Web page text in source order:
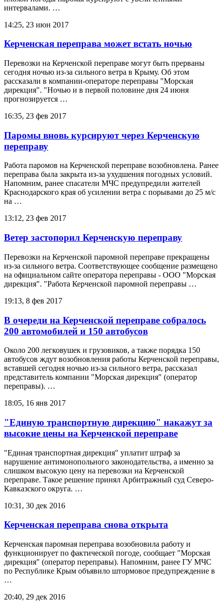
интервалами. …
14:25, 23 июн 2017
Керченская переправа может встать ночью
Перевозки на Керченской переправе могут быть прерваны
сегодня ночью из-за сильного ветра в Крыму. Об этом
рассказали в компании-операторе переправы "Морская
дирекция". "Ночью и в первой половине дня 24 июня
прогнозируется …
16:35, 23 фев 2017
Паромы вновь курсируют через Керченскую
переправу
Работа паромов на Керченской переправе возобновлена. Ранее
переправа была закрыта из-за ухудшения погодных условий.
Напомним, ранее спасатели МЧС предупредили жителей
Краснодарского края об усилении ветра с порывами до 25 м/с
на …
13:12, 23 фев 2017
Ветер застопорил Керченскую переправу
Перевозки на Керченской паромной переправе прекращены
из-за сильного ветра. Соответствующее сообщение размещено
на официальном сайте оператора переправы - ООО "Морская
дирекция". "Работа Керченской паромной переправы …
19:13, 8 фев 2017
В очереди на Керченской переправе собралось
200 автомобилей и 150 автобусов
Около 200 легковушек и грузовиков, а также порядка 150
автобусов ждут возобновления работы Керченской переправы,
вставшей сегодня ночью из-за сильного ветра, рассказал
представитель компании "Морская дирекция" (оператор
переправы). …
18:05, 16 янв 2017
"Единую транспортную дирекцию" накажут за
высокие цены на Керченской переправе
"Единая транспортная дирекция" уплатит штраф за
нарушение антимонопольного законодательства, а именно за
слишком высокую цену на перевозки на Керченской
переправе. Такое решение принял Арбитражный суд Северо-
Кавказского округа. …
10:31, 30 дек 2016
Керченская переправа снова открыта
Керченская паромная переправа возобновила работу и
функционирует по фактической погоде, сообщает "Морская
дирекция" (оператор переправы). Напомним, ранее ГУ МЧС
по Республике Крым объявило штормовое предупреждение в
…
20:40, 29 дек 2016